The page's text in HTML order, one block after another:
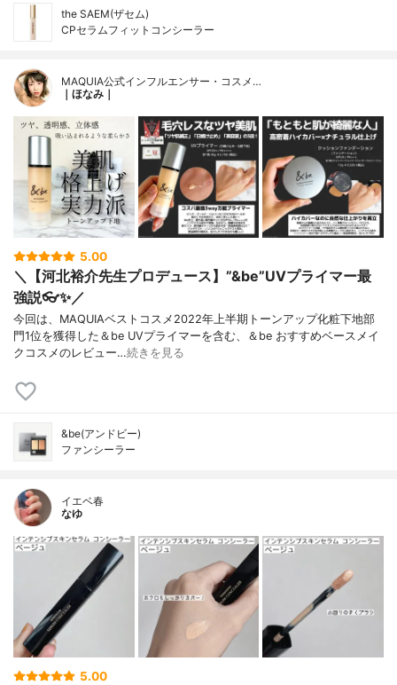
the SAEM(ザセム)
CPセラムフィットコンシーラー
MAQUIA公式インフルエンサー・コスメ…
｜ほなみ｜
5.00
＼【河北裕介先生プロデュース】”&be”UVプライマー最
強説👓✨／
今回は、MAQUIAベストコスメ2022年上半期トーンアップ化粧下地部
門1位を獲得した＆be UVプライマーを含む、＆be おすすめベースメイ
クコスメのレビュー…続きを見る
&be(アンドビー)
ファンシーラー
イエベ春
なゆ
5.00